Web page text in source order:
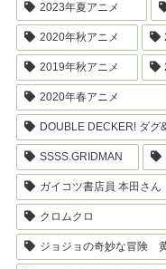
2023年夏アニメ
2020年秋アニメ
2019年秋アニメ
2020年春アニメ
DOUBLE DECKER! ダグ
SSSS.GRIDMAN
ガイコツ書店員 本田さん
クロムクロ
ジョジョの奇妙な冒険